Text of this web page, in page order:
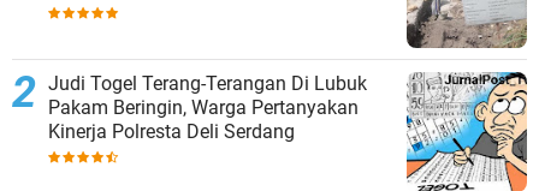
Judi Togel Terang-Terangan Di Lubuk
Pakam Beringin, Warga Pertanyakan
Kinerja Polresta Deli Serdang